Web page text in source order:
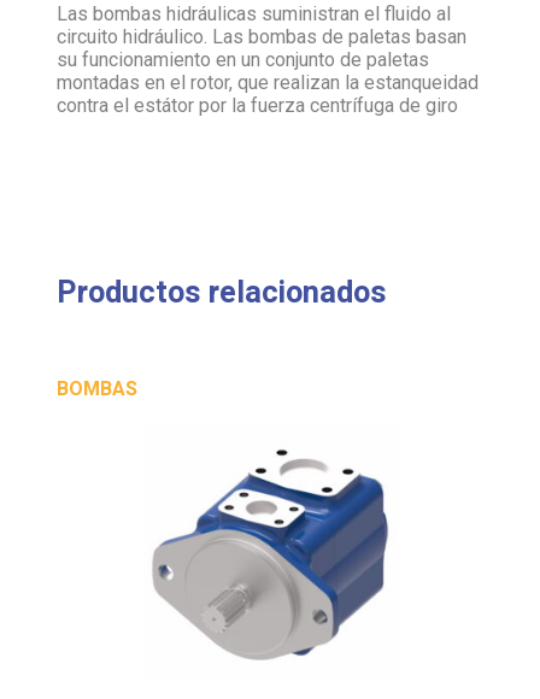
Las bombas hidráulicas suministran el fluido al
circuito hidráulico. Las bombas de paletas basan
su funcionamiento en un conjunto de paletas
montadas en el rotor, que realizan la estanqueidad
contra el estátor por la fuerza centrífuga de giro
Productos relacionados
BOMBAS